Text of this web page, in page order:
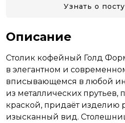
Узнать о
Описание
Столик кофейный Голд
в элегантном и
вписывающемся в любой
из металлических прутьев,
краской, придаёт изделию
изысканный вид.